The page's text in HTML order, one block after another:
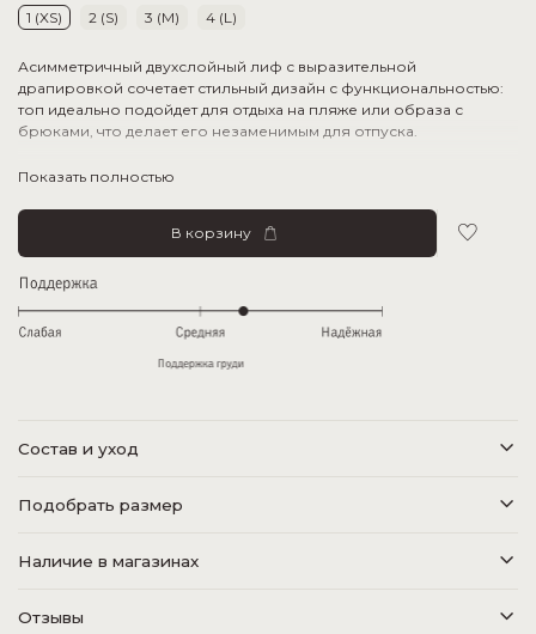
1 (XS) 2 (S) 3 (M) 4 (L)
Асимметричный двухслойный лиф с выразительной
драпировкой сочетает стильный дизайн с функциональностью:
топ идеально подойдет для отдыха на пляже или образа с
брюками, что делает его незаменимым для отпуска.
Мы перенесли боковой шов чтобы визуально подчеркнуть зону
для особенного комфорта и поддержки.
Тактильные ощущения: плотный, гладкий, эластичный материал
Фактура: матовый
Показать полностью
В корзину
Состав и уход
Подобрать размер
Наличие в магазинах
Отзывы